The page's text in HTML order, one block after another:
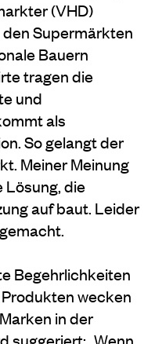
(VHD)
Supermärkten
Bauern
tragen die
und
als
So gelangt der
Meiner Meinung
Lösung, die
auf­ baut. Leider
Begehrlichkeiten
wecken
in der
suggeriert: „Wenn